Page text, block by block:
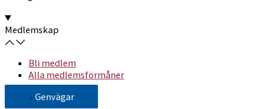
Medlemskap
Bli medlem
Alla medlemsförmåner
Genvägar